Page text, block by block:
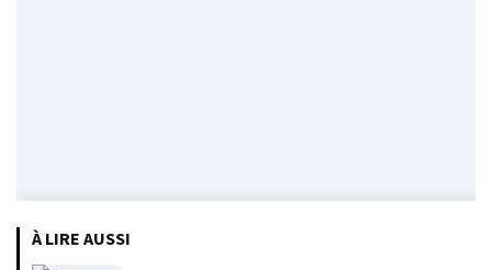
À LIRE AUSSI